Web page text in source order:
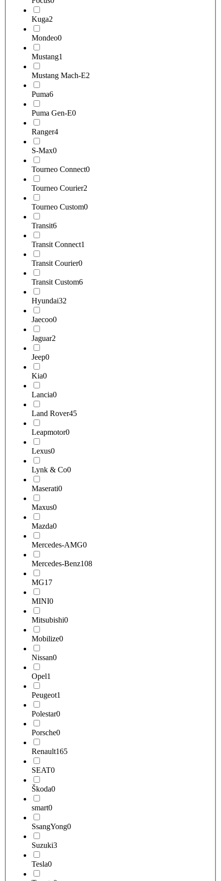
Kuga2
Mondeo0
Mustang1
Mustang Mach-E2
Puma6
Puma Gen-E0
Ranger4
S-Max0
Tourneo Connect0
Tourneo Courier2
Tourneo Custom0
Transit6
Transit Connect1
Transit Courier0
Transit Custom6
Hyundai32
Jaecoo0
Jaguar2
Jeep0
Kia0
Lancia0
Land Rover45
Leapmotor0
Lexus0
Lynk & Co0
Maserati0
Maxus0
Mazda0
Mercedes-AMG0
Mercedes-Benz108
MG17
MINI0
Mitsubishi0
Mobilize0
Nissan0
Opel1
Peugeot1
Polestar0
Porsche0
Renault165
SEAT0
Škoda0
smart0
SsangYong0
Suzuki3
Tesla0